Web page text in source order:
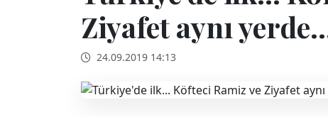
Ziyafet aynı
24.09.2019 14:13